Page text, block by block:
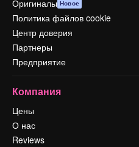
Оригиналы Новое
Политика файлов cookie
Центр доверия
Партнеры
Предприятие
Компания
Цены
О нас
Reviews